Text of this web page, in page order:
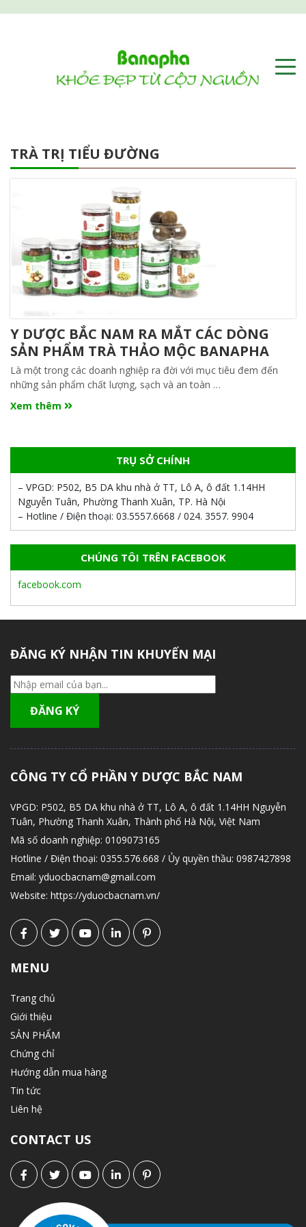
TRÀ TRỊ TIỂU ĐƯỜNG
Y DƯỢC BẮC NAM RA MẮT CÁC DÒNG
SẢN PHẨM TRÀ THẢO MỘC BANAPHA
Là một trong các doanh nghiệp ra đời với mục tiêu đem đến
những sản phẩm chất lượng, sạch và an toàn …
Xem thêm
TRỤ SỞ CHÍNH
– VPGD: P502, B5 DA khu nhà ở TT, Lô A, ô đất 1.14HH
Nguyễn Tuân, Phường Thanh Xuân, TP. Hà Nội
– Hotline / Điện thoại: 03.5557.6668 / 024. 3557. 9904
CHÚNG TÔI TRÊN FACEBOOK
facebook.com
ĐĂNG KÝ NHẬN TIN KHUYẾN MẠI
CÔNG TY CỔ PHẦN Y DƯỢC BẮC NAM
VPGD: P502, B5 DA khu nhà ở TT, Lô A, ô đất 1.14HH Nguyễn
Tuân, Phường Thanh Xuân, Thành phố Hà Nội, Việt Nam
Mã số doanh nghiệp: 0109073165
Hotline / Điện thoại: 0355.576.668 / Ủy quyền thầu: 0987427898
Email: yduocbacnam@gmail.com
Website: https://yduocbacnam.vn/
MENU
Trang chủ
Giới thiệu
SẢN PHẨM
Chứng chỉ
Hướng dẫn mua hàng
Tin tức
Liên hệ
CONTACT US